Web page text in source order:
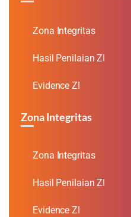
Zona Integritas
Hasil Penilaian ZI
Evidence ZI
Zona Integritas
Zona Integritas
Hasil Penilaian ZI
Evidence ZI